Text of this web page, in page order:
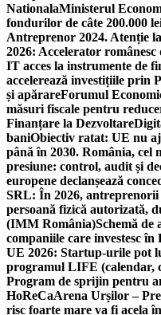
NationalaMinisterul
fondurilor de câte 200.000
Antreprenor 2024. Atenție
2026: Accelerator
IT acces la instrumente de
accelerează investițiile prin
și apărareForumul
măsuri fiscale pentru
Finanțare la Dezvoltare
baniObiectiv ratat: UE nu
până în 2030. România, cel
presiune: control, audit și
europene declanșează
SRL: În 2026, antreprenorii
persoană fizică autorizată,
(IMM România)Schemă
companiile care investesc
UE 2026: Startup-urile pot
programul LIFE (calendar,
Program de sprijin pentru
HoReCaArena Urșilor –
risc foarte mare va fi acela